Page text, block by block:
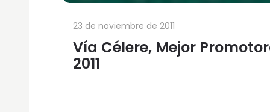
Vía Célere, Mejor
2011
23 de noviembre de 2011